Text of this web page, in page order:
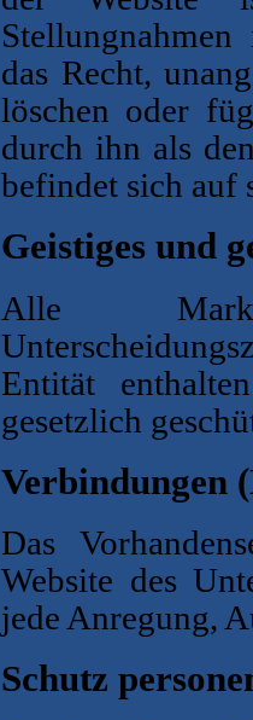
das Recht,
löschen oder
durch ihn als
befindet sich auf
Geistiges und
Alle
Entität
gesetzlich
Verbindungen
Das
Website des
jede Anregung,
Schutz